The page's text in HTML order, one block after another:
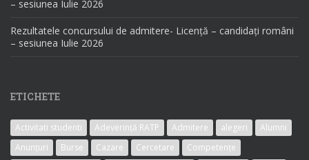
– sesiunea Iulie 2026
Rezultatele concursului de admitere- Licență – candidați români
– sesiunea Iulie 2026
ETICHETE
Activitati studenti Adeverință RATP Admitere alegeri
Alumni
Anunțuri
Burse Cazare Cercetare
Competențe